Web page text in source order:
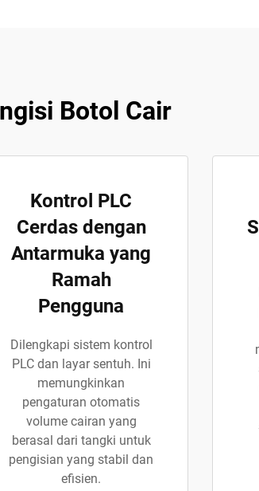
Botol Cair
Kontrol PLC
Cerdas dengan
Antarmuka yang
Ramah
Pengguna
Dilengkapi sistem kontrol
PLC dan layar sentuh. Ini
memungkinkan
pengaturan otomatis
volume cairan yang
berasal dari tangki untuk
pengisian yang stabil dan
efisien.